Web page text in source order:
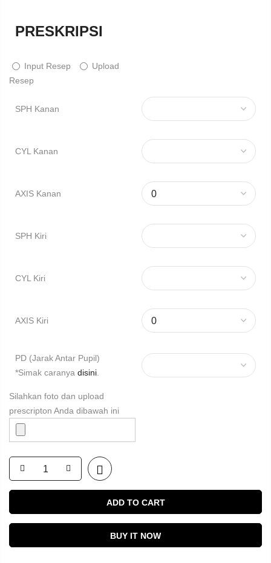
PRESKRIPSI
Input Resep
Upload
Resep
SPH Kanan
CYL Kanan
AXIS Kanan
SPH Kiri
CYL Kiri
AXIS Kiri
PD (Jarak Antar Pupil)
*Simak caranya disini
Silahkan foto dan upload
prescripton Anda dibawah ini
ADD TO CART
BUY IT NOW